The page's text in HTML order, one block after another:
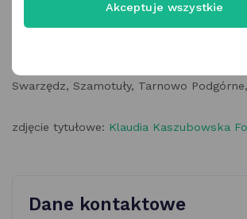
*Gminy objęte porozumieniem
Goślina, Pobiedziska, Puszczykowo,
Swarzędz, Szamotuły, Tarnowo
zdjęcie tytułowe: Klaudia Kaszubowska
Dane kontaktowe
Akceptuje wszystkie